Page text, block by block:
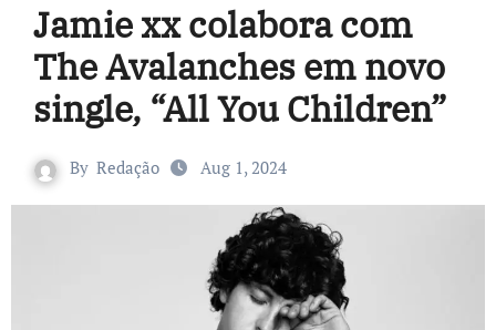
Jamie xx colabora com
The Avalanches em novo
single, “All You Children”
By Redação Aug 1, 2024